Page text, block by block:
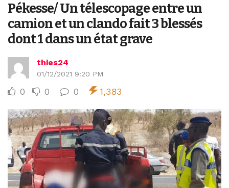
Pékesse/ Un télescopage entre un
camion et un clando fait 3 blessés
dont 1 dans un état grave
thies24
01/12/2021 9:20 PM
0 0 0 1,383